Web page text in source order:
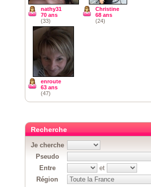
nathy31
70 ans
(33)
Christine
68 ans
(24)
enroute
63 ans
(47)
Recherche
Je cherche
Pseudo
Entre
et
Région